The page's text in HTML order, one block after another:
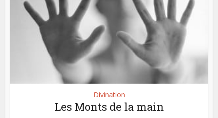
Divination
Les Monts de la main